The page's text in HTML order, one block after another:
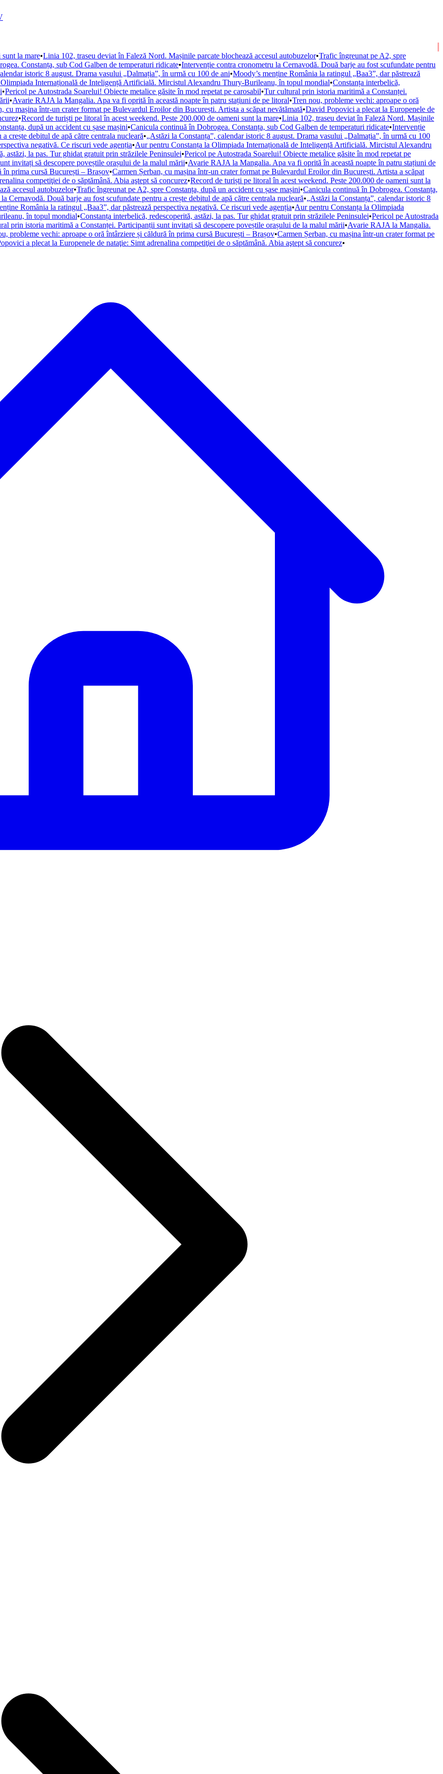
la mare•Linia 102, traseu deviat în Faleză Nord. Mașinile parcate blochează accesul autobuzelor•Trafic îngreunat pe A2, spre
Constanța, sub Cod Galben de temperaturi ridicate•Intervenție contra cronometru la Cernavodă. Două barje au fost scufundate pentru
istoric 8 august. Drama vasului „Dalmația”, în urmă cu 100 de ani•Moody’s menține România la ratingul „Baa3”, dar păstrează
Internațională de Inteligență Artificială. Mircistul Alexandru Thury-Burileanu, în topul mondial•Constanța interbelică,
•Pericol pe Autostrada Soarelui! Obiecte metalice găsite în mod repetat pe carosabil•Tur cultural prin istoria maritimă a Constanței.
•Avarie RAJA la Mangalia. Apa va fi oprită în această noapte în patru stațiuni de pe litoral•Tren nou, probleme vechi: aproape o oră
cu mașina într-un crater format pe Bulevardul Eroilor din București. Artista a scăpat nevătămată•David Popovici a plecat la Europenele de
•Record de turiști pe litoral în acest weekend. Peste 200.000 de oameni sunt la mare•Linia 102, traseu deviat în Faleză Nord. Mașinile
după un accident cu șase mașini•Canicula continuă în Dobrogea. Constanța, sub Cod Galben de temperaturi ridicate•Intervenție
crește debitul de apă către centrala nucleară•„Astăzi la Constanța”, calendar istoric 8 august. Drama vasului „Dalmația”, în urmă cu 100
negativă. Ce riscuri vede agenția•Aur pentru Constanța la Olimpiada Internațională de Inteligență Artificială. Mircistul Alexandru
astăzi, la pas. Tur ghidat gratuit prin străzilele Peninsulei•Pericol pe Autostrada Soarelui! Obiecte metalice găsite în mod repetat pe
invitați să descopere poveștile orașului de la malul mării•Avarie RAJA la Mangalia. Apa va fi oprită în această noapte în patru stațiuni de
în prima cursă București – Brașov•Carmen Șerban, cu mașina într-un crater format pe Bulevardul Eroilor din București. Artista a scăpat
competiţiei de o săptămână. Abia aştept să concurez•Record de turiști pe litoral în acest weekend. Peste 200.000 de oameni sunt la
accesul autobuzelor•Trafic îngreunat pe A2, spre Constanța, după un accident cu șase mașini•Canicula continuă în Dobrogea. Constanța,
Cernavodă. Două barje au fost scufundate pentru a crește debitul de apă către centrala nucleară•„Astăzi la Constanța”, calendar istoric 8
România la ratingul „Baa3”, dar păstrează perspectiva negativă. Ce riscuri vede agenția•Aur pentru Constanța la Olimpiada
în topul mondial•Constanța interbelică, redescoperită, astăzi, la pas. Tur ghidat gratuit prin străzilele Peninsulei•Pericol pe Autostrada
prin istoria maritimă a Constanței. Participanții sunt invitați să descopere poveștile orașului de la malul mării•Avarie RAJA la Mangalia.
probleme vechi: aproape o oră întârziere și căldură în prima cursă București – Brașov•Carmen Șerban, cu mașina într-un crater format pe
a plecat la Europenele de nataţie: Simt adrenalina competiţiei de o săptămână. Abia aştept să concurez•